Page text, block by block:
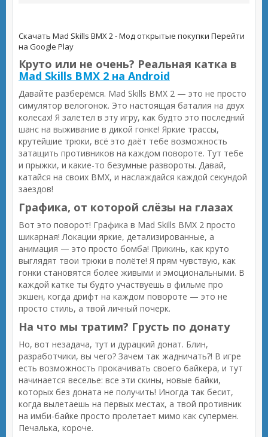
Скачать Mad Skills BMX 2 - Мод открытые покупки Перейти
на Google Play
Круто или не очень? Реальная катка в
Mad Skills BMX 2 на Android
Давайте разберёмся. Mad Skills BMX 2 — это не просто
симулятор велогонок. Это настоящая баталия на двух
колесах! Я залетел в эту игру, как будто это последний
шанс на выживание в дикой гонке! Яркие трассы,
крутейшие трюки, всё это даёт тебе возможность
затащить противников на каждом повороте. Тут тебе
и прыжки, и какие-то безумные развороты. Давай,
катайся на своих BMX, и наслаждайся каждой секундой
заездов!
Графика, от которой слёзы на глазах
Вот это поворот! Графика в Mad Skills BMX 2 просто
шикарная! Локации яркие, детализированные, а
анимация — это просто бомба! Прикинь, как круто
выглядят твои трюки в полёте! Я прям чувствую, как
гонки становятся более живыми и эмоциональными. В
каждой катке ты будто участвуешь в фильме про
экшен, когда дрифт на каждом повороте — это не
просто стиль, а твой личный почерк.
На что мы тратим? Грусть по донату
Но, вот незадача, тут и дурацкий донат. Блин,
разработчики, вы чего? Зачем так жадничать?! В игре
есть возможность прокачивать своего байкера, и тут
начинается веселье: все эти скины, новые байки,
которых без доната не получить! Иногда так бесит,
когда вылетаешь на первых местах, а твой противник
на имби-байке просто пролетает мимо как супермен.
Печалька, короче.